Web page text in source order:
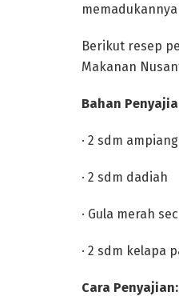
‎Berikut resep
Makanan
‎Bahan
‎· 2 sdm
‎· 2 sdm dadiah
‎· Gula merah
‎· 2 sdm kelapa
‎Cara Penyajian: